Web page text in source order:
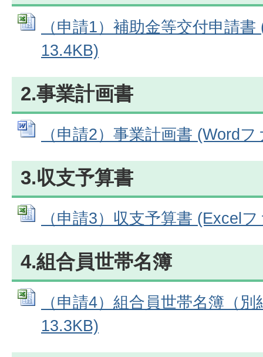
（申請1）補助金等交付申請
13.4KB)
2.事業計画書
（申請2）事業計画書 (Word
3.収支予算書
（申請3）収支予算書 (Excel
4.組合員世帯名簿
（申請4）組合員世帯名簿（
13.3KB)